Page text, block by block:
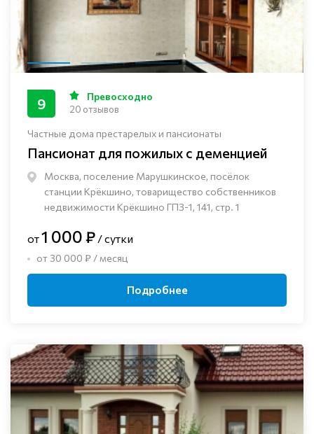
Частные дома престарелых и пансионаты
Пансионат для пожилых с деменцией
Москва, поселение Марушкинское, посёлок
станции Крёкшино, товарищество собственников
недвижимости Крёкшино ГПЗ-1, 141, стр. 1
9 Превосходно
20 отзывов
от1 000 ₽ / сутки
от 30 000 ₽ / месяц
Подробнее